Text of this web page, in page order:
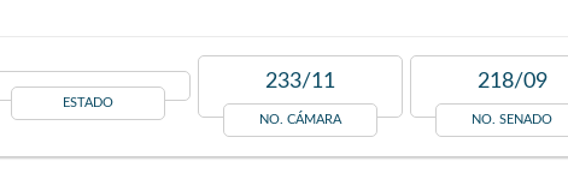
ESTADO
233/11
NO. CÁMARA
218/09
NO. SENADO